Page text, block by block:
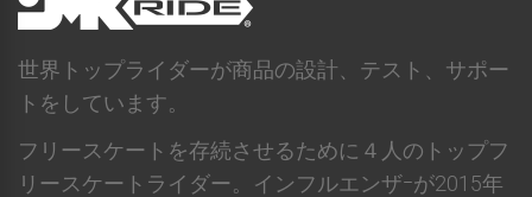
世界トップライダーが商品の設計、テスト、サポー
トをしています。
フリースケートを存続させるために４人のトップフ
リースケートライダー。インフルエンザｰが2015年